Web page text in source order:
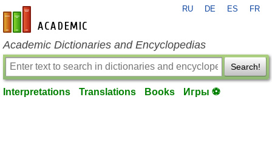
en-academic.com
RU DE ES FR
Academic Dictionaries and Encyclopedias
Search!
Interpretations Translations Books Игры ⚽